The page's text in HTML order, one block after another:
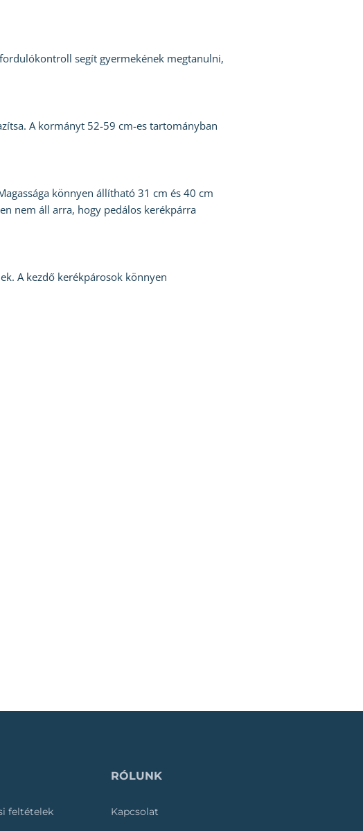
segít gyermekének megtanulni,
A kormányt 52-59 cm-es tartományban
könnyen állítható 31 cm és 40 cm
nem áll arra, hogy pedálos kerékpárra
A kezdő kerékpárosok könnyen
feltételek
RÓLUNK
Kapcsolat